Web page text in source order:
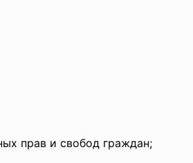
прав и свобод граждан;